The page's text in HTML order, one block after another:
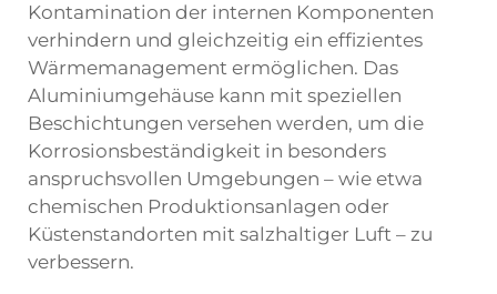
Kontamination der internen Komponenten
verhindern und gleichzeitig ein effizientes
Wärmemanagement ermöglichen. Das
Aluminiumgehäuse kann mit speziellen
Beschichtungen versehen werden, um die
Korrosionsbeständigkeit in besonders
anspruchsvollen Umgebungen – wie etwa
chemischen Produktionsanlagen oder
Küstenstandorten mit salzhaltiger Luft – zu
verbessern.